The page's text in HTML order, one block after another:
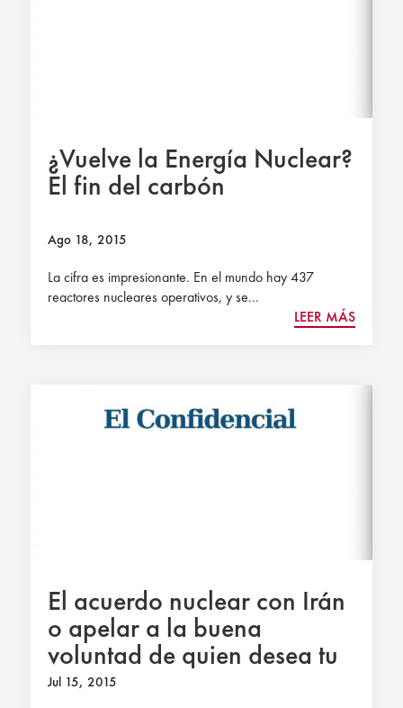
¿Vuelve la Energía Nuclear?
El fin del carbón
Ago 18, 2015
La cifra es impresionante. En el mundo hay 437
reactores nucleares operativos, y se...
LEER MÁS
El acuerdo nuclear con Irán
o apelar a la buena
voluntad de quien desea tu
destrucción
Jul 15, 2015